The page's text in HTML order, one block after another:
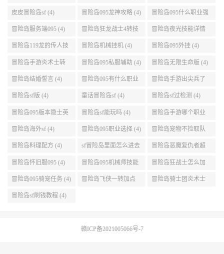
(5) 设置 (5)
皮皮冒险岛sf (4) 冒险岛095龙神攻略 (4) 冒险岛095什么职业强
(4)
冒险岛服务端095 (4) 冒险岛狂龙战士4转技
能加点 (4)
冒险岛夜光技能详情
(4)
冒险岛119龙的传人技
能加点 (4)
冒险岛机械挂机 (4) 冒险岛095外挂 (4)
冒险岛手游炎术士转
职 (4)
冒险岛095私服辅助 (4) 冒险岛无限生命版 (4)
冒险岛结婚誓言 (4) 冒险岛095有什么职业
(4)
冒险岛手游出尖兵了
吗 (4)
冒险岛sf版 (4) 童话冒险岛sf (4) 冒险岛sf过检测 (4)
冒险岛095版本隐士英
雄后期玩哪个好 (4)
冒险岛sf能玩吗 (4) 冒险岛手游哪个职业
厉害 (4)
冒险岛海外sf (4) 冒险岛095职业选择 (4) 冒险岛宠物不捡取队
友的东西 (4)
冒险岛料理配方 (4) sf冒险岛里面怎么进去
打扎昆啊 (4)
冒险岛恶魔复仇者超
级技能 (4)
冒险岛怀旧服095 (4) 冒险岛095机械师技能
(4)
冒险岛狂战士怎么加
点 (4)
冒险岛095骑宠任务 (4) 冒险岛飞侠一转加点 冒险岛骑士团炎术士
冒险岛sf刷钱教程 (4)
赣ICP备2021005066号-7